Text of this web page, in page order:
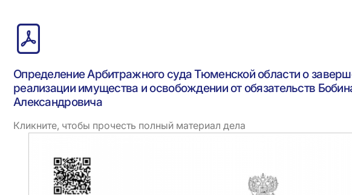
Определение Арбитражного суда Тюменской области о
реализации имущества и освобождении от обязательств
Александровича
Кликните, чтобы прочесть полный материал дела